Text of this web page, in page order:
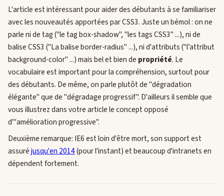
L'article est intéressant pour aider des débutants à se familiariser
avec les nouveautés apportées par CSS3. Juste un bémol : on ne
parle ni de tag ("le tag box-shadow", "les tags CSS3" ...), ni de
balise CSS3 ("La balise border-radius" ...), ni d'attributs ("l’attribut
background-color" ...) mais bel et bien de propriété. Le
vocabulaire est important pour la compréhension, surtout pour
des débutants. De même, on parle plutôt de "dégradation
élégante" que de "dégradage progressif". D'ailleurs il semble que
vous illustrez dans votre article le concept opposé
d'"amélioration progressive".
Deuxième remarque: IE6 est loin d'être mort, son support est
assuréjusqu'en 2014(pour l'instant) et beaucoup d'intranets en
dépendent fortement.